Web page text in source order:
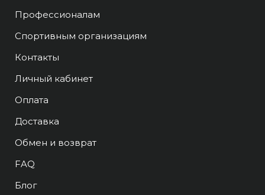
Профессионалам
Спортивным организациям
Контакты
Личный кабинет
Оплата
Доставка
Обмен и возврат
FAQ
Блог